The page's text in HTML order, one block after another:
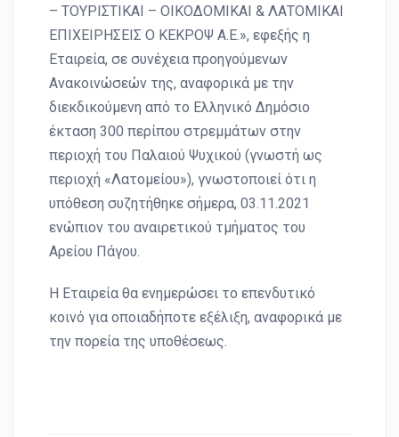
– ΤΟΥΡΙΣΤΙΚΑΙ – ΟΙΚΟΔΟΜΙΚΑΙ & ΛΑΤΟΜΙΚΑΙ
ΕΠΙΧΕΙΡΗΣΕΙΣ Ο ΚΕΚΡΟΨ Α.Ε.», εφεξής η
Εταιρεία, σε συνέχεια προηγούμενων
Ανακοινώσεών της, αναφορικά με την
διεκδικούμενη από το Ελληνικό Δημόσιο
έκταση 300 περίπου στρεμμάτων στην
περιοχή του Παλαιού Ψυχικού (γνωστή ως
περιοχή «Λατομείου»), γνωστοποιεί ότι η
υπόθεση συζητήθηκε σήμερα, 03.11.2021
ενώπιον του αναιρετικού τμήματος του
Αρείου Πάγου.
Η Εταιρεία θα ενημερώσει το επενδυτικό
κοινό για οποιαδήποτε εξέλιξη, αναφορικά με
την πορεία της υποθέσεως.